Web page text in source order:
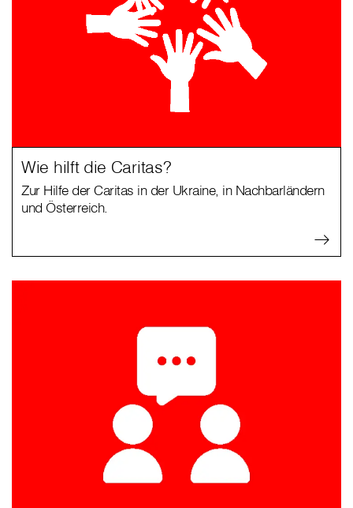
Wie hilft die Caritas?
Zur Hilfe der Caritas in der Ukraine, in Nachbarländern
und Österreich.